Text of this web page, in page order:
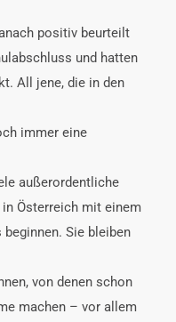
positiv beurteilt
und hatten
All jene, die in den
immer eine
außerordentliche
Österreich mit einem
Sie bleiben
von denen schon
machen – vor allem